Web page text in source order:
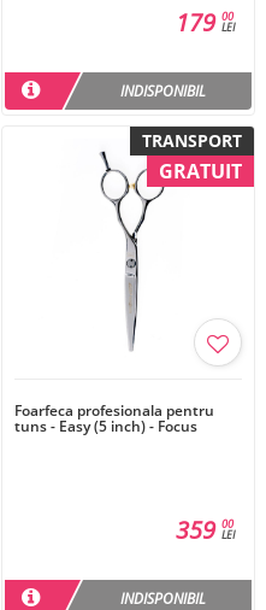
00
LEI
179
INDISPONIBIL
TRANSPORT
GRATUIT
Foarfeca profesionala pentru
tuns - Easy (5 inch) - Focus
00
LEI
359
INDISPONIBIL